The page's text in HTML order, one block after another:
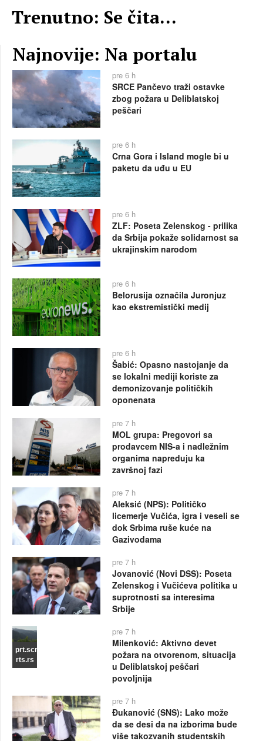
Trenutno: Se čita...
Najnovije: Na portalu
pre 6 h
SRCE Pančevo traži ostavke
zbog požara u Deliblatskoj
peščari
pre 6 h
Crna Gora i Island mogle bi u
paketu da uđu u EU
pre 6 h
ZLF: Poseta Zelenskog - prilika
da Srbija pokaže solidarnost sa
ukrajinskim narodom
pre 6 h
Belorusija označila Juronjuz
kao ekstremistički medij
pre 6 h
Šabić: Opasno nastojanje da
se lokalni mediji koriste za
demonizovanje političkih
oponenata
pre 7 h
MOL grupa: Pregovori sa
prodavcem NIS-a i nadležnim
organima napreduju ka
završnoj fazi
pre 7 h
Aleksić (NPS): Političko
licemerje Vučića, igra i veseli se
dok Srbima ruše kuće na
Gazivodama
pre 7 h
Jovanović (Novi DSS): Poseta
Zelenskog i Vučićeva politika u
suprotnosti sa interesima
Srbije
prt.scr
rts.rs
pre 7 h
Milenković: Aktivno devet
požara na otvorenom, situacija
u Deliblatskoj peščari
povoljnija
pre 7 h
Đukanović (SNS): Lako može
da se desi da na izborima bude
više takozvanih studentskih